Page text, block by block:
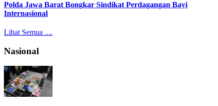
Polda Jawa Barat Bongkar Sindikat Perdagangan Bayi
Internasional
Lihat Semua ....
Nasional